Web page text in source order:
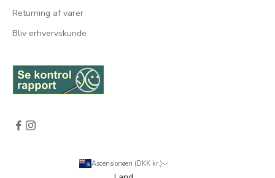
Returning af varer
Bliv erhvervskunde
Ascensionøen (DKK kr.)